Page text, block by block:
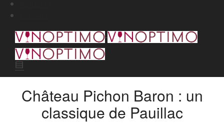
Château Pichon Baron : un
classique de Pauillac